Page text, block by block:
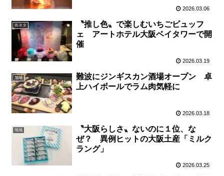
2026.03.06
街ネタ
〝推し色〟で楽しむいちごビュッフ
ェ アートホテル大阪ベイタワーで開
催
2026.03.19
地域
難波にジンギスカン酒場オープン 卓
上ハイボールでラム肉気軽に
2026.03.18
地域
〝大阪らしさ〟ないのに１位、な
ぜ？ 異例ヒットの大阪土産「ミルク
ラング」
2026.03.25